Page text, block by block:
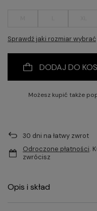
Sprawdź jaki rozmiar wybrać
DODAJ DO
Możesz kupić także
30 dni na łatwy zwrot
Odroczone płatności.
zwrócisz
Opis i skład